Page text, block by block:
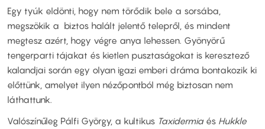
Egy tyúk eldönti, hogy nem törődik bele a sorsába,
megszökik a biztos halált jelentő telepről, és mindent
megtesz azért, hogy végre anya lehessen. Gyönyörű
tengerparti tájakat és kietlen pusztaságokat is keresztező
kalandjai során egy olyan igazi emberi dráma bontakozik ki
előttünk, amelyet ilyen nézőpontból még biztosan nem
láthattunk.
Valószínűleg Pálfi György, a kultikus Taxidermiaés Hukkle